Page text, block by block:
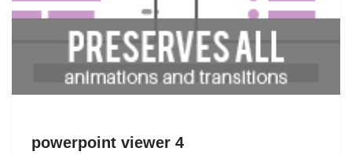
powerpoint viewer 4